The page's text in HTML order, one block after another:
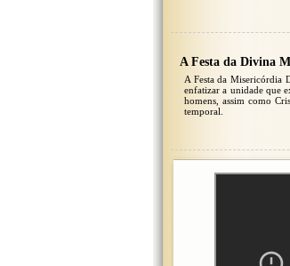
A Festa da Divina
A Festa da Misericórdia
enfatizar a unidade que
homens, assim como
temporal.